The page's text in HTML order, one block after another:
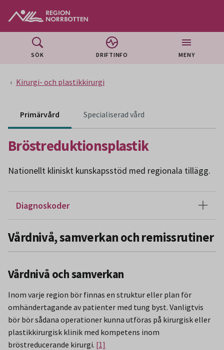
SÖK DRIFTINFO MENY
Kirurgi- och plastikkirurgi
Primärvård Specialiserad vård
Bröstreduktionsplastik
Nationellt kliniskt kunskapsstöd med regionala tillägg.
Diagnoskoder
Vårdnivå, samverkan och remissrutiner
Vårdnivå och samverkan
Inom varje region bör finnas en struktur eller plan för
omhändertagande av patienter med tung byst. Vanligtvis
bör bör sådana operationer kunna utföras på kirurgisk eller
plastikkirurgisk klinik med kompetens inom
bröstreducerande kirurgi. [1]